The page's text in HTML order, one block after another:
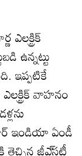
ఉన్నట్టు
ఇప్పటికే
వాహనం
కార్‌ ఇండియా ఏండీ
తెచ్చిన జీఎ్‌సటీ